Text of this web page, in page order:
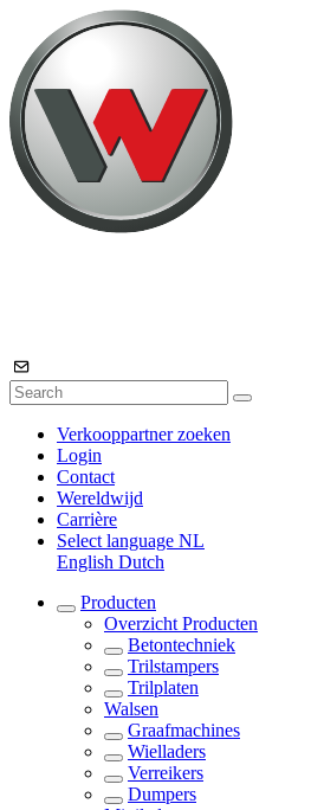
Verkooppartner zoeken
Login
Contact
Wereldwijd
Carrière
Select language NL
English Dutch
Producten
Overzicht Producten
Betontechniek
Trilstampers
Trilplaten
Walsen
Graafmachines
Wielladers
Verreikers
Dumpers